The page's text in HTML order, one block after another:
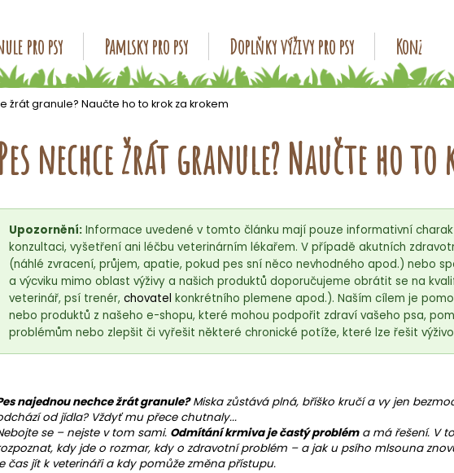
pro psy Pamlsky pro psy Doplňky výživy pro psy Konzervy
žrát granule? Naučte ho to krok za krokem
nechce žrát granule? Naučte ho to
Upozornění: Informace uvedené v tomto článku mají pouze informativní
konzultaci, vyšetření ani léčbu veterinárním lékařem. V případě akutních
(náhlé zvracení, průjem, apatie, pokud pes sní něco nevhodného apod.) nebo
a výcviku mimo oblast výživy a našich produktů doporučujeme obrátit se na
veterinář, psí trenér, chovatel konkrétního plemene apod.). Naším cílem je
nebo produktů z našeho e-shopu, které mohou podpořit zdraví vašeho psa,
problémům nebo zlepšit či vyřešit některé chronické potíže, které lze řešit
najednou nechce žrát granule?Miska zůstává plná, bříško kručí a vy jen
od jídla? Vždyť mu přece chutnaly...
se – nejste v tom sami. Odmítání krmiva je častý probléma má řešení. V
kdy jde o rozmar, kdy o zdravotní problém – a jak u psího mlsouna
čas jít k veterináři a kdy pomůže změna přístupu.
Co potřebujete najít?
HLEDAT
Doporučujeme